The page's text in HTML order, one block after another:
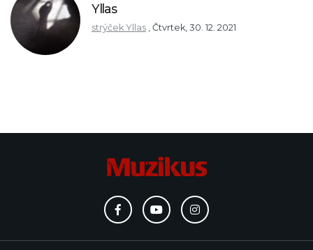
Yllas
strýček Yllas , Čtvrtek, 30. 12. 2021